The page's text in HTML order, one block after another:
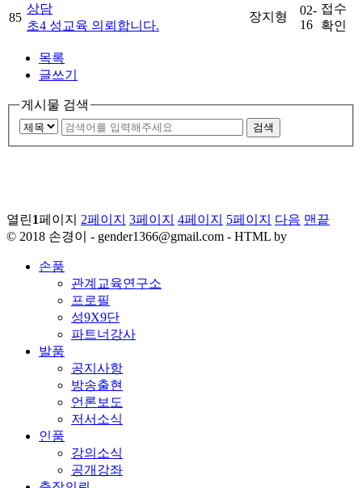
85
상담
초4 성교육 의뢰합니다.
장지형
02-
16
접수
확인
목록
글쓰기
게시물 검색
검색
열린1페이지 2페이지 3페이지 4페이지 5페이지 다음 맨끝
© 2018 손경이 - gender1366@gmail.com - HTML by
손품
관계교육연구소
프로필
성9X9단
파트너강사
발품
공지사항
방송출현
언론보도
저서소식
인품
강의소식
공개강좌